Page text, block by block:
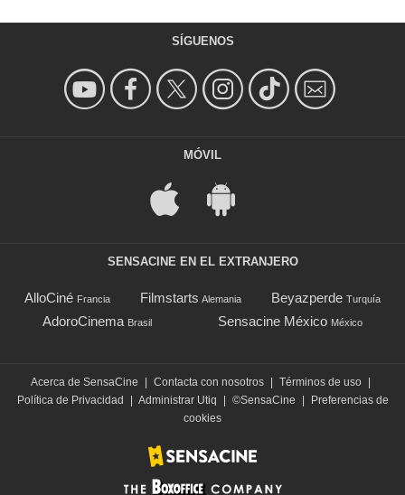
SÍGUENOS
MÓVIL
SENSACINE EN EL EXTRANJERO
AlloCiné Francia Filmstarts Alemania Beyazperde Turquía
AdoroCinema Brasil Sensacine México México
Acerca de SensaCine Contacta con nosotros Términos de uso
Política de Privacidad
Administrar Utiq ©SensaCine
Preferencias de
cookies